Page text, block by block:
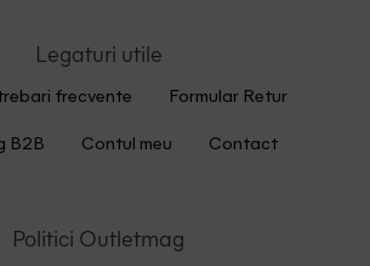
Legaturi utile
frecvente Formular Retur
B2B Contul meu Contact
Politici Outletmag